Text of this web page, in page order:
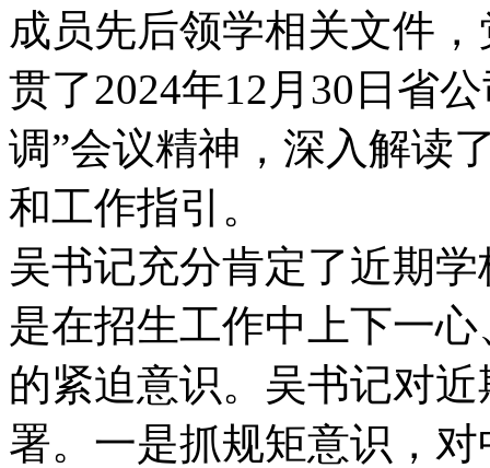
成员先后领学相关文件
贯了2024年12月30日省
调”会议精神，深入解读
和工作指引。
吴书记充分肯定了近期
是在招生工作中上下一
的紧迫意识。吴书记对
署。一是抓规矩意识，